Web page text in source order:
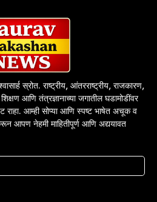
स्रोत. राष्ट्रीय, आंतरराष्ट्रीय, राजकारण,
आणि तंत्रज्ञानाच्या जगातील घडामोडींवर
राहा. आम्ही सोप्या आणि स्पष्ट भाषेत अचूक व
आपण नेहमी माहितीपूर्ण आणि अद्ययावत